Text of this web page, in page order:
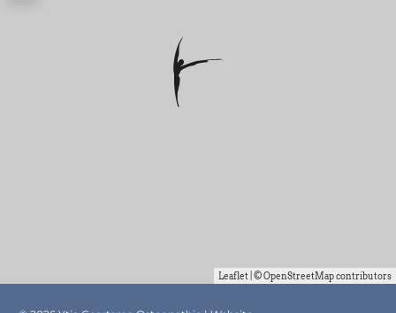
Leaflet | ©OpenStreetMapcontributors